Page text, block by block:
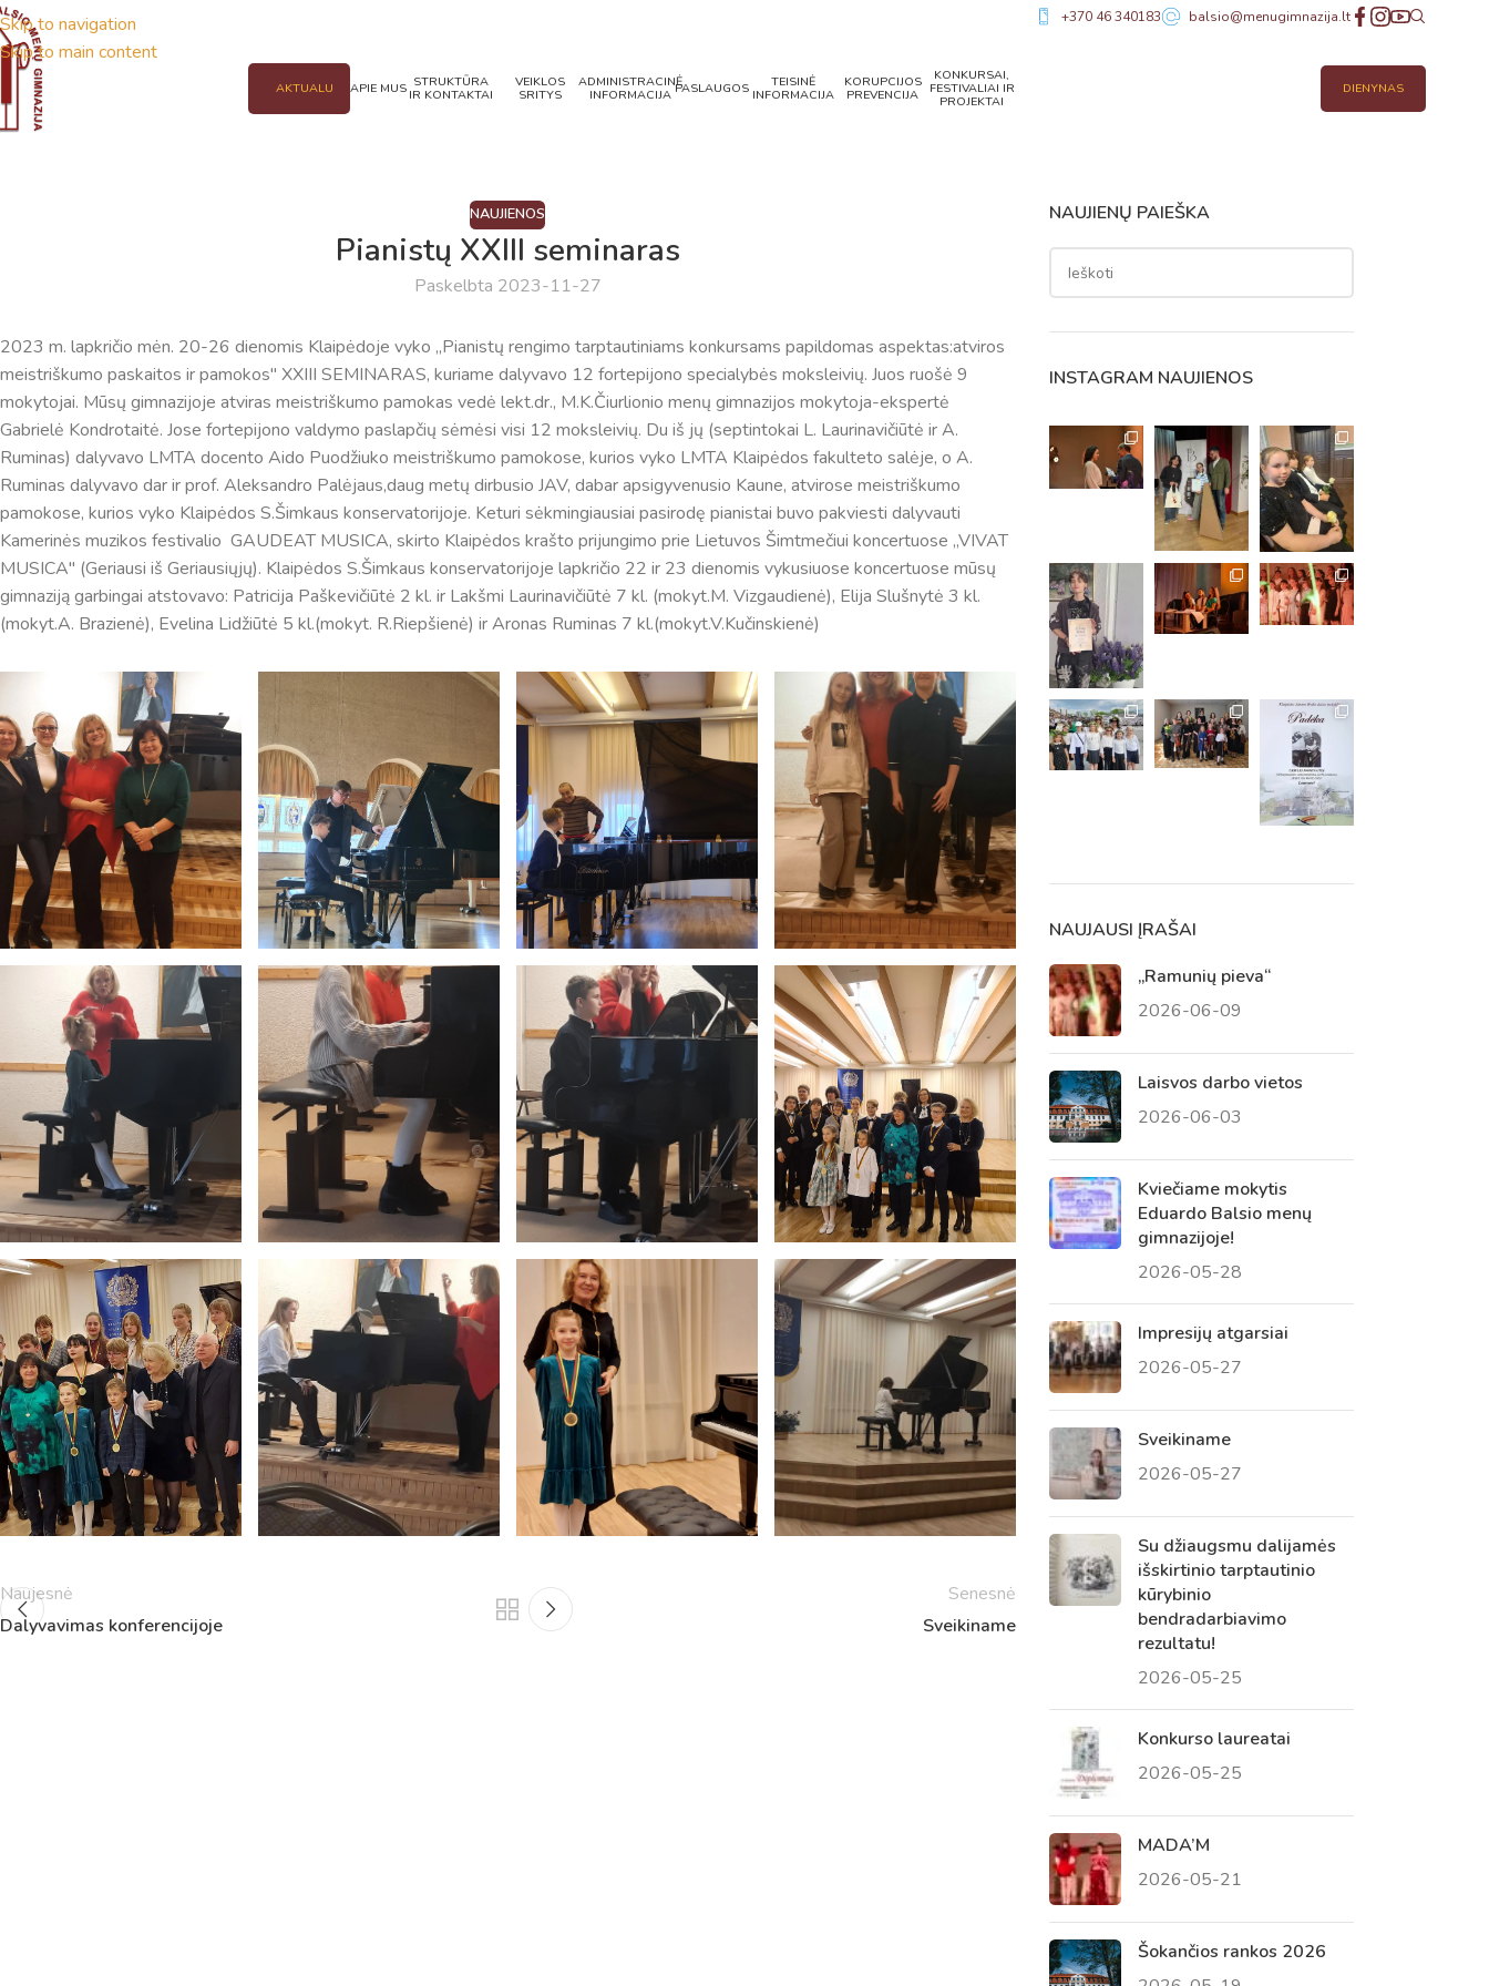
Skip to navigation
Skip to main content
+370 46 340183 balsio@menugimnazija.lt
AKTUALU
Pamokų laikas
Pamoka Pradžia
Pabaiga
1
8:00
8:45
2
8:55
9:40
3
9:50
10:35
4
10:50
5
11:55
6
13:00
7
14:00
8
9
15:50
16:35
16:45
17:30
17:40
18:25
12
18:35 19:20
Tvarkaraščiai
Bendrojo ugdymo pamokų tvarkaraštis 2025-2026 m. m.
Pradinių klasių pamokų tvarkaraštis 2025-2026 m. m.
Atostogos
2025 - 2026 mokslo metų atostogos
Netradicinio ugdymo dienos, atvirų durų dienos, tėvų susirinkimai
2025 - 2026 mokslo metų netradicinio ugdymo dienos, atvirų durų dienos, tėvų
susirinkimai
Veiklos ir renginių planas
2025 - 2026 mokslo metų veiklos ir enginių planas
APIE MUS STRUKTŪRA
IR KONTAKTAI
VEIKLOS
SRITYS
ADMINISTRACINĖ
INFORMACIJA PASLAUGOS
TEISINĖ
INFORMACIJA
KORUPCIJOS
PREVENCIJA
KONKURSAI,
FESTIVALIAI IR
PROJEKTAI
DIENYNAS
NAUJIENOS
Pianistų XXIII seminaras
Paskelbta 2023-11-27
2023 m. lapkričio mėn. 20-26 dienomis Klaipėdoje vyko ,,Pianistų rengimo tarptautiniams konkursams papildomas aspektas:atviros
meistriškumo paskaitos ir pamokos" XXIII SEMINARAS, kuriame dalyvavo 12 fortepijono specialybės moksleivių. Juos ruošė 9
mokytojai. Mūsų gimnazijoje atviras meistriškumo pamokas vedė lekt.dr., M.K.Čiurlionio menų gimnazijos mokytoja-ekspertė
Gabrielė Kondrotaitė. Jose fortepijono valdymo paslapčių sėmėsi visi 12 moksleivių. Du iš jų (septintokai L. Laurinavičiūtė ir A.
Ruminas) dalyvavo LMTA docento Aido Puodžiuko meistriškumo pamokose, kurios vyko LMTA Klaipėdos fakulteto salėje, o A.
Ruminas dalyvavo dar ir prof. Aleksandro Palėjaus,daug metų dirbusio JAV, dabar apsigyvenusio Kaune, atvirose meistriškumo
pamokose, kurios vyko Klaipėdos S.Šimkaus konservatorijoje. Keturi sėkmingiausiai pasirodę pianistai buvo pakviesti dalyvauti
Kamerinės muzikos festivalio GAUDEAT MUSICA, skirto Klaipėdos krašto prijungimo prie Lietuvos Šimtmečiui koncertuose ,,VIVAT
MUSICA" (Geriausi iš Geriausiųjų). Klaipėdos S.Šimkaus konservatorijoje lapkričio 22 ir 23 dienomis vykusiuose koncertuose mūsų
gimnaziją garbingai atstovavo: Patricija Paškevičiūtė 2 kl. ir Lakšmi Laurinavičiūtė 7 kl. (mokyt.M. Vizgaudienė), Elija Slušnytė 3 kl.
(mokyt.A. Brazienė), Evelina Lidžiūtė 5 kl.(mokyt. R.Riepšienė) ir Aronas Ruminas 7 kl.(mokyt.V.Kučinskienė)
Naujesnė
Dalyvavimas konferencijoje
Senesnė
Sveikiname
NAUJIENŲ PAIEŠKA
INSTAGRAM NAUJIENOS
NAUJAUSI ĮRAŠAI
„Ramunių pieva“
2026-06-09
Laisvos darbo vietos
2026-06-03
Kviečiame mokytis
Eduardo Balsio menų
gimnazijoje!
2026-05-28
Impresijų atgarsiai
2026-05-27
Sveikiname
2026-05-27
Su džiaugsmu dalijamės
išskirtinio tarptautinio
kūrybinio
bendradarbiavimo
rezultatu!
2026-05-25
Konkurso laureatai
2026-05-25
MADA’M
2026-05-21
Šokančios rankos 2026
Virtualus asistentas
Sveiki! Taip, aš esu virtualus. Tačiau
dirbtinis intelektas suteikia man galimybę
ne tik analizuoti Jūsų klausimą, bet dar
tobulai atsimenu visą šioje svetainėje